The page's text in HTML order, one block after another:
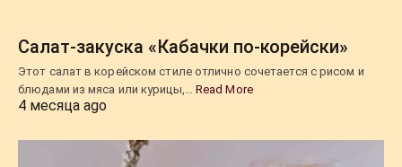
Салат-закуска «Кабачки по-корейски»
Этот салат в корейском стиле отлично сочетается с рисом и
блюдами из мяса или курицы,… Read More
4 месяца ago